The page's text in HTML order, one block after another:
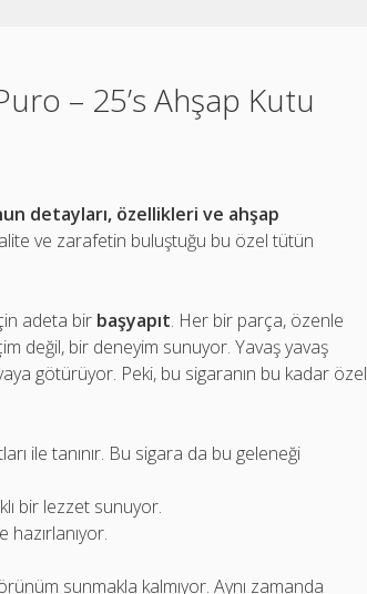
– 25’s Ahşap Kutu
detayları, özellikleri ve ahşap
ve zarafetin buluştuğu bu özel tütün
adeta bir başyapıt. Her bir parça, özenle
değil, bir deneyim sunuyor. Yavaş yavaş
götürüyor. Peki, bu sigaranın bu kadar özel
ile tanınır. Bu sigara da bu geleneği
bir lezzet sunuyor.
sunmakla kalmıyor. Aynı zamanda